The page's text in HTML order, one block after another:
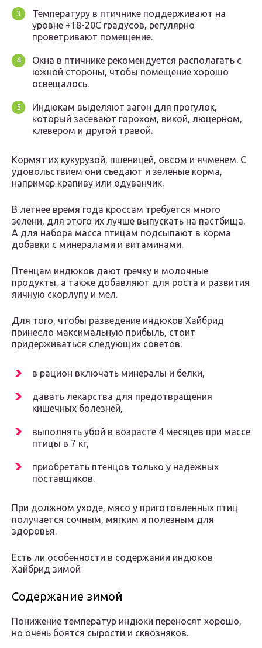
Температуру в птичнике поддерживают на
уровне +18-20С градусов, регулярно
проветривают помещение.
Окна в птичнике рекомендуется располагать с
южной стороны, чтобы помещение хорошо
освещалось.
Индюкам выделяют загон для прогулок,
который засевают горохом, викой, люцерном,
клевером и другой травой.
Кормят их кукурузой, пшеницей, овсом и ячменем. С
удовольствием они съедают и зеленые корма,
например крапиву или одуванчик.
В летнее время года кроссам требуется много
зелени, для этого их лучше выпускать на пастбища.
А для набора масса птицам подсыпают в корма
добавки с минералами и витаминами.
Птенцам индюков дают гречку и молочные
продукты, а также добавляют для роста и развития
яичную скорлупу и мел.
Для того, чтобы разведение индюков Хайбрид
принесло максимальную прибыль, стоит
придерживаться следующих советов:
в рацион включать минералы и белки,
давать лекарства для предотвращения
кишечных болезней,
выполнять убой в возрасте 4 месяцев при массе
птицы в 7 кг,
приобретать птенцов только у надежных
поставщиков.
При должном уходе, мясо у приготовленных птиц
получается сочным, мягким и полезным для
здоровья.
Есть ли особенности в содержании индюков
Хайбрид зимой
Содержание зимой
Понижение температур индюки переносят хорошо,
но очень боятся сырости и сквозняков.